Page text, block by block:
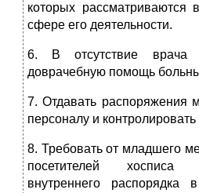
которых рассматриваются
сфере его деятельности.
6. В отсутствие врача
доврачебную помощь
7. Отдавать распоряжения
персоналу и
8. Требовать от младшего
посетителей хосписа
внутреннего распорядка